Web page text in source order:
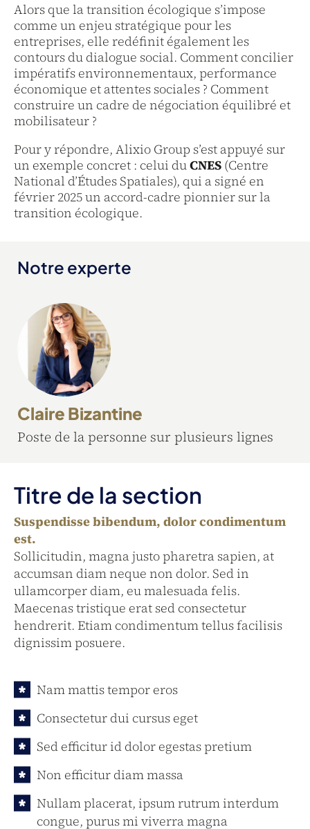
Alors que la transition écologique s’impose
comme un enjeu stratégique pour les
entreprises, elle redéfinit également les
contours du dialogue social. Comment concilier
impératifs environnementaux, performance
économique et attentes sociales ? Comment
construire un cadre de négociation équilibré et
mobilisateur ?
Pour y répondre, Alixio Group s’est appuyé sur
un exemple concret : celui duCNES (Centre
National d’Études Spatiales), qui a signé en
février 2025 un accord-cadre pionnier sur la
transition écologique.
Notre experte
Claire Bizantine
Poste de la personne sur plusieurs lignes
Titre de la section
Suspendisse bibendum, dolor condimentum
est.
Sollicitudin, magna justo pharetra sapien, at
accumsan diam neque non dolor. Sed in
ullamcorper diam, eu malesuada felis.
Maecenas tristique erat sed consectetur
hendrerit. Etiam condimentum tellus facilisis
dignissim posuere.
Nam mattis tempor eros
Consectetur dui cursus eget
Sed efficitur id dolor egestas pretium
Non efficitur diam massa
Nullam placerat, ipsum rutrum interdum
congue, purus mi viverra magna